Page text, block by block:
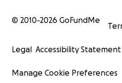
© 2010-2026 GoFundMe
Legal Accessibility Statement
Manage Cookie Preferences